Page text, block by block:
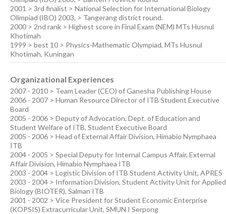
2001 > 3rd finalist > National Selection for International Biology
Olimpiad (IBO) 2003, > Tangerang district round.
2000 > 2nd rank > Highest score in Final Exam (NEM) MTs Husnul
Khotimah
1999 > best 10 > Physics-Mathematic Olympiad, MTs Husnul
Khotimah, Kuningan
Organizational Experiences
2007 - 2010 > Team Leader (CEO) of Ganesha Publishing House
2006 - 2007 > Human Resource Director of ITB Student Executive
Board
2005 - 2006 > Deputy of Advocation, Dept. of Education and
Student Welfare of ITB, Student Executive Board
2005 - 2006 > Head of External Affair Division, Himabio Nymphaea
ITB
2004 - 2005 > Special Deputy for Internal Campus Affair, External
Affair Division, Himabio Nymphaea ITB
2003 - 2004 > Logistic Division of ITB Student Activity Unit, APRES
2003 - 2004 > Information Division, Student Activity Unit for Applied
Biology (BIOTER), Salman ITB
2001 - 2002 > Vice President for Student Economic Enterprise
(KOPSIS) Extracurricular Unit, SMUN I Serpong